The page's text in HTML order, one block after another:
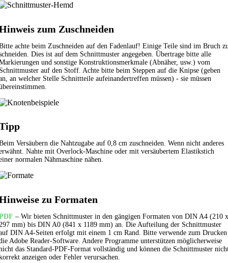
zum Zuschneiden
achte beim Zuschneiden auf den Fadenlauf! Einige Teile sind im Bruch
Dies ist auf dem Schnittmuster angegeben. Übertrage bitte alle
und sonstige Konstruktionsmerkmale (Abnäher, usw.) vom
auf den Stoff. Achte bitte beim Steppen auf die Knipse (geben
an welcher Stelle Schnittteile aufeinandertreffen müssen) - sie müssen
Versäubern die Nahtzugabe auf 0,8 cm zuschneiden. Wenn nicht anderes
Nahte mit Overlock-Maschine oder mit versäubertem Elastikstich
normalen Nähmaschine nähen.
zu Formaten
– Wir bieten Schnittmuster in den gängigen Formaten von DIN A4 (210 x
mm) bis DIN A0 (841 x 1189 mm) an. Die Aufteilung der Schnittmuster
DIN A4-Seiten erfolgt mit einem 1 cm Rand. Bitte verwende zum Drucken
Adobe Reader-Software. Andere Programme unterstützen möglicherweise
das Standard-PDF-Format vollständig und können die Schnittmuster
anzeigen oder Fehler verursachen.